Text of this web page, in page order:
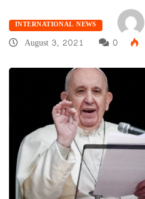
INTERNATIONAL NEWS
August 3, 2021
0